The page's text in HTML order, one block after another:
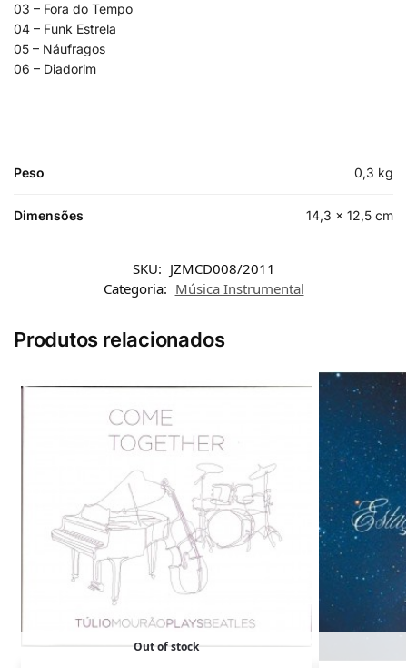
03 – Fora do Tempo
04 – Funk Estrela
05 – Náufragos
06 – Diadorim
Peso 0,3 kg
Dimensões 14,3 × 12,5 cm
SKU: JZMCD008/2011
Categoria: Música Instrumental
Produtos relacionados
Out of stock